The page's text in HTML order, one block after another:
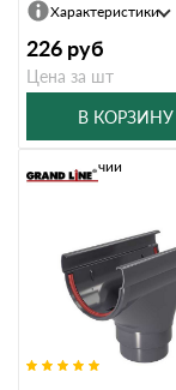
Характеристики
226 руб
Цена за шт
В КОРЗИНУ
В наличии